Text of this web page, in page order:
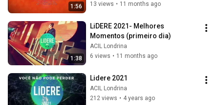
1:56
13 views • 11 months ago
1:38
LiDERE 2021- Melhores
Momentos (primeiro dia)
ACIL Londrina
6 views • 11 months ago
Lidere 2021
ACIL Londrina
212 views • 4 years ago